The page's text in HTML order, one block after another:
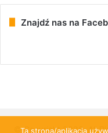
Znajdź nas na
© Copyright 2026, All
Ta strona/aplikacja